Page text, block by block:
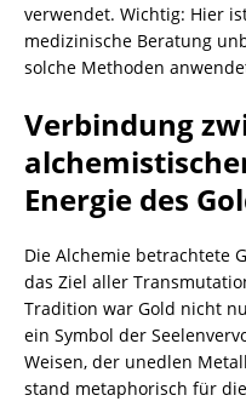
verwendet. Wichtig: Hier
medizinische Beratung
solche Methoden
Verbindung
Energie des
Die Alchemie betrachtete
das Ziel aller
Tradition war Gold nicht
ein Symbol der
Weisen, der unedlen
stand metaphorisch für